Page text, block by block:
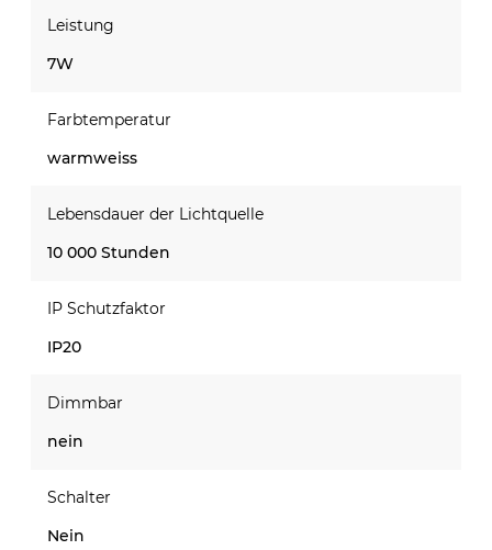
Leistung
7W
Farbtemperatur
warmweiss
Lebensdauer der Lichtquelle
10 000 Stunden
IP Schutzfaktor
IP20
Dimmbar
nein
Schalter
Nein